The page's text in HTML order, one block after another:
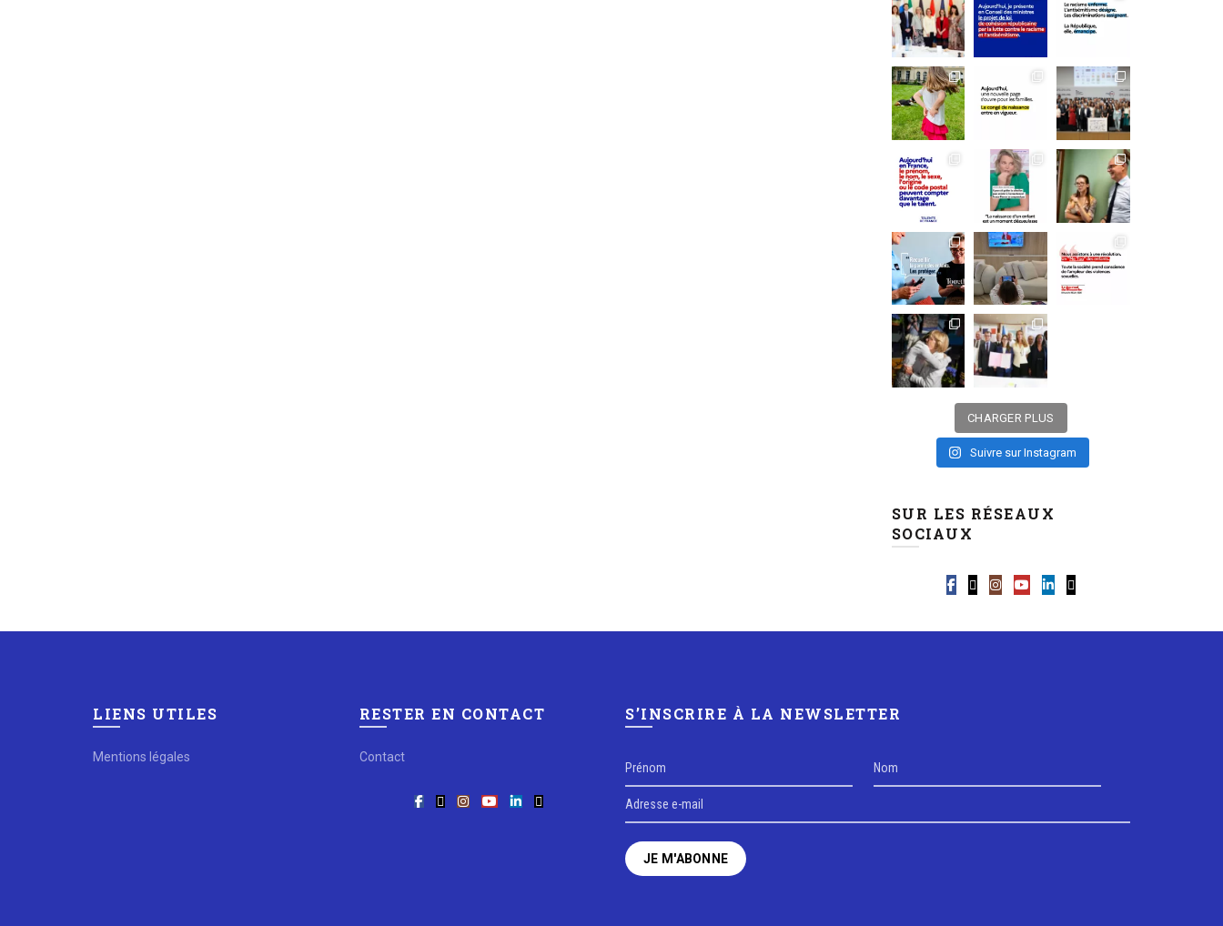
CHARGER PLUS
Suivre sur Instagram
SUR LES RÉSEAUX
SOCIAUX
LIENS UTILES
Mentions légales
RESTER EN CONTACT
Contact
S’INSCRIRE À LA NEWSLETTER